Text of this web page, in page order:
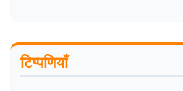
टिप्पणियाँ